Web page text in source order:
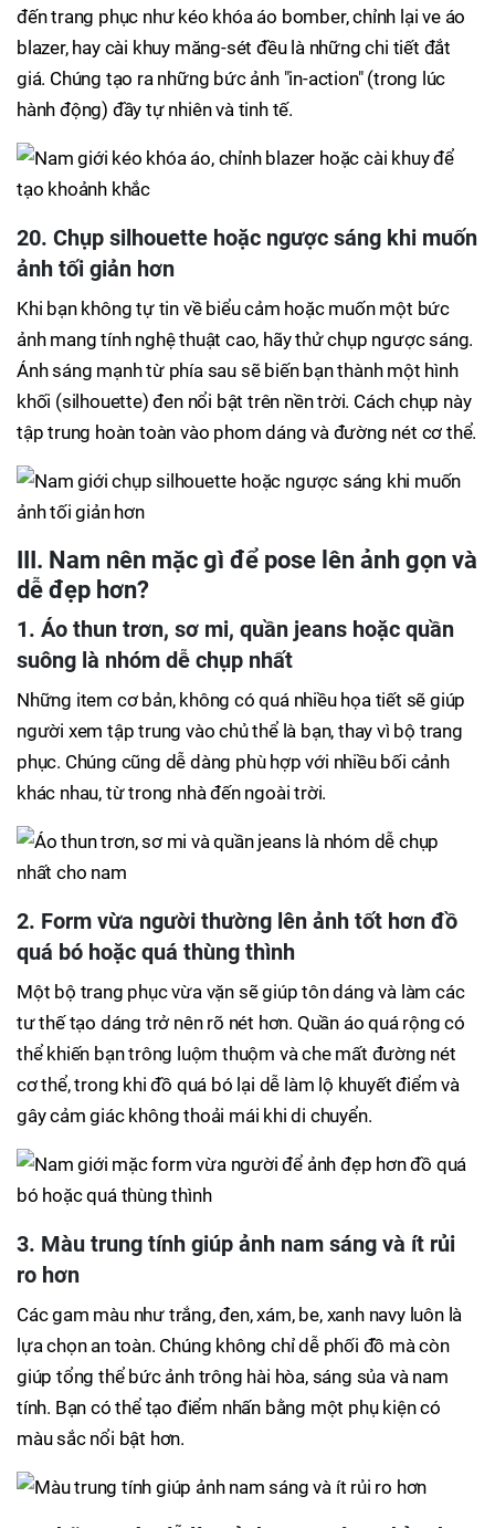
đến trang phục như kéo khóa áo bomber, chỉnh lại ve áo
blazer, hay cài khuy măng-sét đều là những chi tiết đắt
giá. Chúng tạo ra những bức ảnh "in-action" (trong lúc
hành động) đầy tự nhiên và tinh tế.
20. Chụp silhouette hoặc ngược sáng khi muốn
ảnh tối giản hơn
Khi bạn không tự tin về biểu cảm hoặc muốn một bức
ảnh mang tính nghệ thuật cao, hãy thử chụp ngược sáng.
Ánh sáng mạnh từ phía sau sẽ biến bạn thành một hình
khối (silhouette) đen nổi bật trên nền trời. Cách chụp này
tập trung hoàn toàn vào phom dáng và đường nét cơ thể.
III. Nam nên mặc gì để pose lên ảnh gọn và
dễ đẹp hơn?
1. Áo thun trơn, sơ mi, quần jeans hoặc quần
suông là nhóm dễ chụp nhất
Những item cơ bản, không có quá nhiều họa tiết sẽ giúp
người xem tập trung vào chủ thể là bạn, thay vì bộ trang
phục. Chúng cũng dễ dàng phù hợp với nhiều bối cảnh
khác nhau, từ trong nhà đến ngoài trời.
2. Form vừa người thường lên ảnh tốt hơn đồ
quá bó hoặc quá thùng thình
Một bộ trang phục vừa vặn sẽ giúp tôn dáng và làm các
tư thế tạo dáng trở nên rõ nét hơn. Quần áo quá rộng có
thể khiến bạn trông luộm thuộm và che mất đường nét
cơ thể, trong khi đồ quá bó lại dễ làm lộ khuyết điểm và
gây cảm giác không thoải mái khi di chuyển.
3. Màu trung tính giúp ảnh nam sáng và ít rủi
ro hơn
Các gam màu như trắng, đen, xám, be, xanh navy luôn là
lựa chọn an toàn. Chúng không chỉ dễ phối đồ mà còn
giúp tổng thể bức ảnh trông hài hòa, sáng sủa và nam
tính. Bạn có thể tạo điểm nhấn bằng một phụ kiện có
màu sắc nổi bật hơn.